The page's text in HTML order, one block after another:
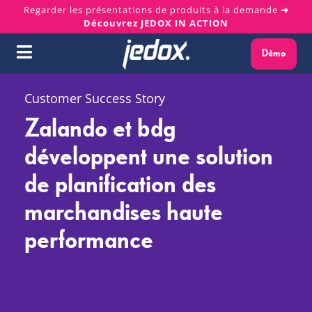
content
Regarder les présentations de produits à la demande ➜
Découvrez JEDOX IN ACTION
Toggle
Pourquoi Jedox ?
Solutions
Plateforme
Services
Démo
Customer Success Story
Zalando et bdg
développent une solution
de planification des
marchandises haute
performance